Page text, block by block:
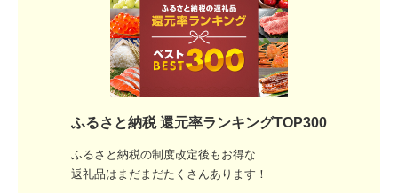
ふるさと納税 還元率ランキングTOP300
ふるさと納税の制度改定後もお得な
返礼品はまだまだたくさんあります！